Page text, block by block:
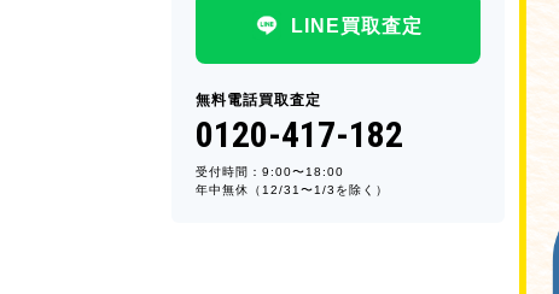
LINE買取査定
無料電話買取査定
0120-417-182
受付時間：9:00〜18:00
年中無休（12/31〜1/3を除く）